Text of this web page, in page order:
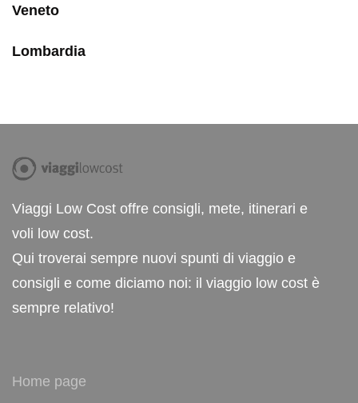
Veneto
Lombardia
Viaggi Low Cost offre consigli, mete, itinerari e
voli low cost.
Qui troverai sempre nuovi spunti di viaggio e
consigli e come diciamo noi: il viaggio low cost è
sempre relativo!
Home page